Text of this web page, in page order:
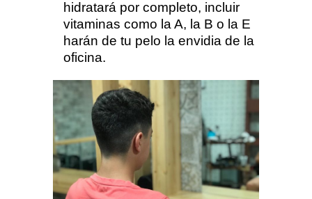
hidratará por completo, incluir
vitaminas como la A, la B o la E
harán de tu pelo la envidia de la
oficina.